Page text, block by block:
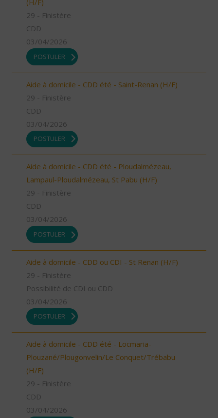
(H/F)
29 - Finistère
CDD
03/04/2026
POSTULER
Aide à domicile - CDD été - Saint-Renan (H/F)
29 - Finistère
CDD
03/04/2026
POSTULER
Aide à domicile - CDD été - Ploudalmézeau,
Lampaul-Ploudalmézeau, St Pabu (H/F)
29 - Finistère
CDD
03/04/2026
POSTULER
Aide à domicile - CDD ou CDI - St Renan (H/F)
29 - Finistère
Possibilité de CDI ou CDD
03/04/2026
POSTULER
Aide à domicile - CDD été - Locmaria-
Plouzané/Plougonvelin/Le Conquet/Trébabu
(H/F)
29 - Finistère
CDD
03/04/2026